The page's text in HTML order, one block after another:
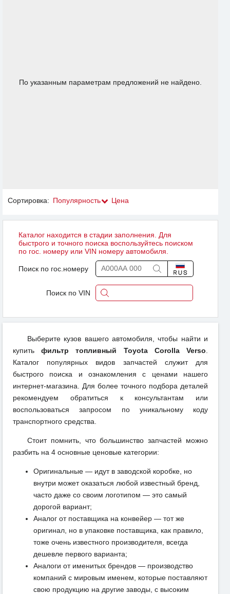
По указанным параметрам предложений не найдено.
Сортировка: Популярность Цена
Каталог находится в стадии заполнения. Для
быстрого и точного поиска воспользуйтесь поиском
по гос. номеру или VIN номеру автомобиля.
Поиск по гос.номеру
Поиск по VIN
Выберите кузов вашего автомобиля, чтобы найти и
купитьфильтр топливный Toyota Corolla Verso
Каталог популярных видов запчастей служит для
быстрого поиска и ознакомления с ценами нашего
интернет-магазина. Для более точного подбора деталей
рекомендуем обратиться к консультантам или
воспользоваться запросом по уникальному коду
транспортного средства.
Стоит помнить, что большинство запчастей можно
разбить на 4 основные ценовые категории:
Оригинальные — идут в заводской коробке, но
внутри может оказаться любой известный бренд,
часто даже со своим логотипом — это самый
дорогой вариант;
Аналог от поставщика на конвейер — тот же
оригинал, но в упаковке поставщика, как правило,
тоже очень известного производителя, всегда
дешевле первого варианта;
Аналоги от именитых брендов — производство
компаний с мировым именем, которые поставляют
свою продукцию на другие заводы, с высоким